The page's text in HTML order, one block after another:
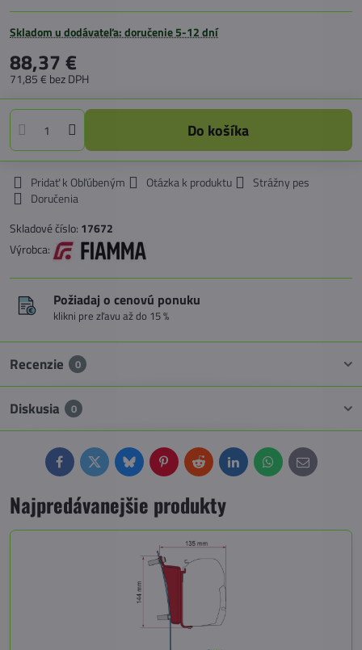
Skladom u dodávateľa: doručenie 5-12 dní
88,37 €
71,85 € bez DPH
Do košíka
Pridať k Obľúbeným Otázka k produktu
Strážny pes
Doručenia
Skladové číslo: 17672
Výrobca:
Požiadaj o cenovú ponuku
klikni pre zľavu až do 15 %
Recenzie 0
Diskusia 0
FacebookTwitterBlueskyPinterestReddit LinkedInWhatsApp
E-
mail
Najpredávanejšie produkty